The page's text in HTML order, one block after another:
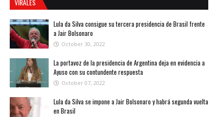
Lula da Silva consigue su tercera presidencia de Brasil frente
a Jair Bolsonaro
October 30, 2022
La portavoz de la presidencia de Argentina deja en evidencia a
Ayuso con su contundente respuesta
October 07, 2022
Lula da Silva se impone a Jair Bolsonaro y habrá segunda vuelta
en Brasil